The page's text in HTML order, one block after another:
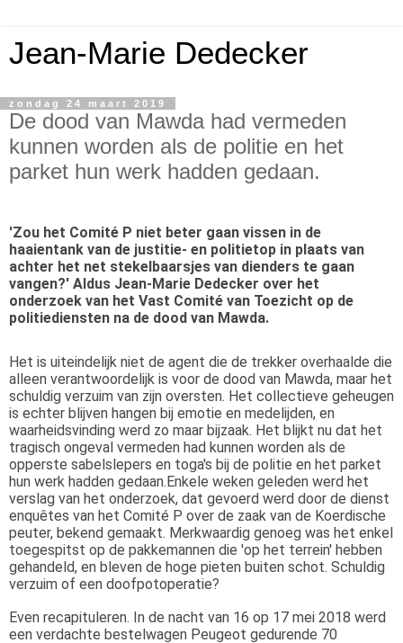
Jean-Marie Dedecker
zondag 24 maart 2019
De dood van Mawda had vermeden
kunnen worden als de politie en het
parket hun werk hadden gedaan.
'Zou het Comité P niet beter gaan vissen in de
haaientank van de justitie- en politietop in plaats van
achter het net stekelbaarsjes van dienders te gaan
vangen?' Aldus Jean-Marie Dedecker over het
onderzoek van het Vast Comité van Toezicht op de
politiediensten na de dood van Mawda.
Het is uiteindelijk niet de agent die de trekker overhaalde die
alleen verantwoordelijk is voor de dood van Mawda, maar het
schuldig verzuim van zijn oversten. Het collectieve geheugen
is echter blijven hangen bij emotie en medelijden, en
waarheidsvinding werd zo maar bijzaak. Het blijkt nu dat het
tragisch ongeval vermeden had kunnen worden als de
opperste sabelslepers en toga's bij de politie en het parket
hun werk hadden gedaan.Enkele weken geleden werd het
verslag van het onderzoek, dat gevoerd werd door de dienst
enquêtes van het Comité P over de zaak van de Koerdische
peuter, bekend gemaakt. Merkwaardig genoeg was het enkel
toegespitst op de pakkemannen die 'op het terrein' hebben
gehandeld, en bleven de hoge pieten buiten schot. Schuldig
verzuim of een doofpotoperatie?
Even recapituleren. In de nacht van 16 op 17 mei 2018 werd
een verdachte bestelwagen Peugeot gedurende 70